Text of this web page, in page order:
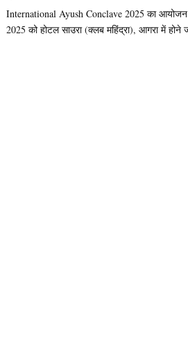
International Ayush Conclave 2025 का
2025 को होटल साउरा (क्लब महिंद्रा), आगरा में होने